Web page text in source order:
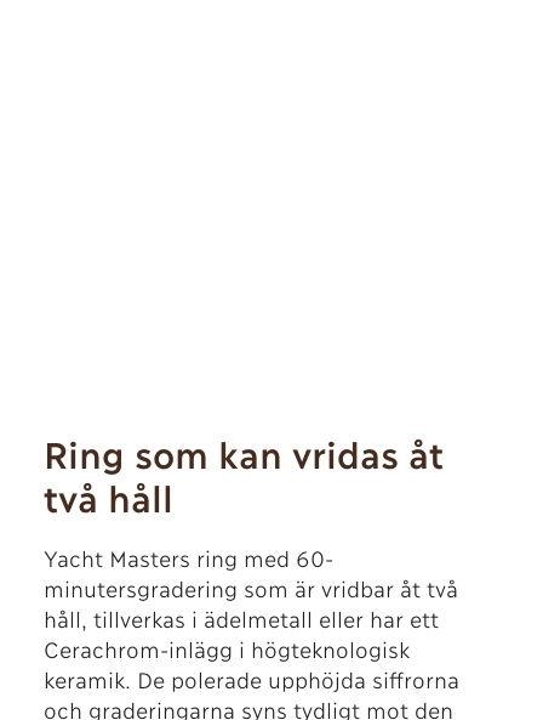
Ring som kan vridas åt
två håll
Yacht Masters ring med 60-
minutersgradering som är vridbar åt två
håll, tillverkas i ädelmetall eller har ett
Cerachrom-inlägg i högteknologisk
keramik. De polerade upphöjda siffrorna
och graderingarna syns tydligt mot den